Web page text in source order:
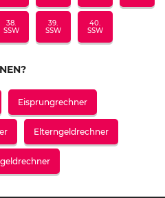
38.
SSW
39.
SSW
40.
SSW
Eisprungrechner
Elterngeldrechner